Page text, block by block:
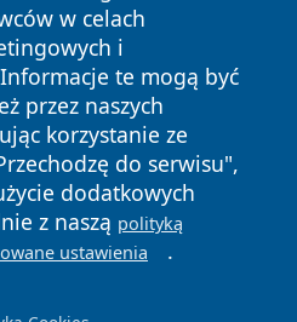
w celach
i
te mogą być
przez naszych
korzystanie ze
do serwisu",
dodatkowych
z naszą polityką
ustawienia .
Polityka
Cookies